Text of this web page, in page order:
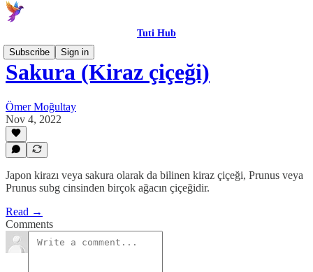
Tuti Hub
Subscribe
Sign in
Sakura (Kiraz çiçeği)
Ömer Moğultay
Nov 4, 2022
Japon kirazı veya sakura olarak da bilinen kiraz çiçeği, Prunus veya
Prunus subg cinsinden birçok ağacın çiçeğidir.
Read →
Comments